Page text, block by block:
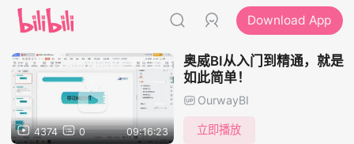
Download App
4374 0 09:16:23
奥威BI从入门到精通，就是
如此简单！
OurwayBI
立即播放